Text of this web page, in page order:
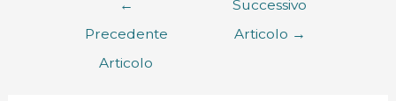
←
Precedente
Articolo
Successivo
Articolo →